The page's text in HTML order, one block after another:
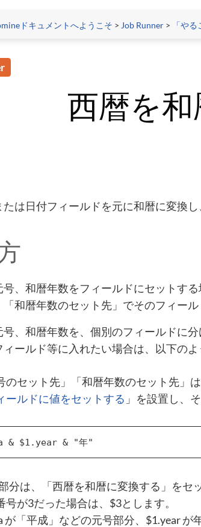
ドキュメントへようこそ > Job Runner > 「や
西暦を
は日付フィールドを元に和暦に変換し
号、和暦年数をフィールドにセットす
和暦年数のセット先」でそのフィール
号、和暦年数を、個別のフィールドに
ールド等に入れたい場合は、以下のよ
のセット先」「和暦年数のセット先」
ールドに値をセットする 」を設置し、
分は、「西暦を和暦に変換する」を
号が3だった場合は、$3とします。
が「平成」などの元号部分、$1.year が